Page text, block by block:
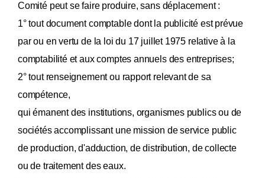
Comité peut se faire produire, sans déplacement :
1° tout document comptable dont la publicité est prévue
par ou en vertu de la loi du 17 juillet 1975 relative à la
comptabilité et aux comptes annuels des entreprises;
2° tout renseignement ou rapport relevant de sa
compétence,
qui émanent des institutions, organismes publics ou de
sociétés accomplissant une mission de service public
de production, d'adduction, de distribution, de collecte
ou de traitement des eaux.